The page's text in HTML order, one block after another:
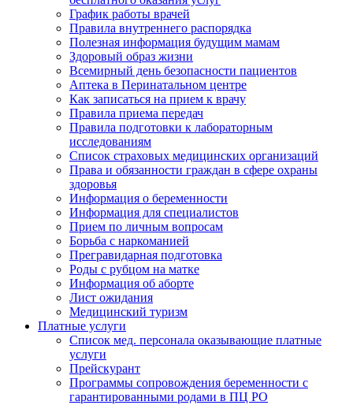
График работы врачей
Правила внутреннего распорядка
Полезная информация будущим мамам
Здоровый образ жизни
Всемирный день безопасности пациентов
Аптека в Перинатальном центре
Как записаться на прием к врачу
Правила приема передач
Правила подготовки к лабораторным
исследованиям
Список страховых медицинских организаций
Права и обязанности граждан в сфере охраны
здоровья
Информация о беременности
Информация для специалистов
Прием по личным вопросам
Борьба с наркоманией
Прегравидарная подготовка
Роды с рубцом на матке
Информация об аборте
Лист ожидания
Медицинский туризм
Платные услуги
Список мед. персонала оказывающие платные
услуги
Прейскурант
Программы сопровождения беременности с
гарантированными родами в ПЦ РО